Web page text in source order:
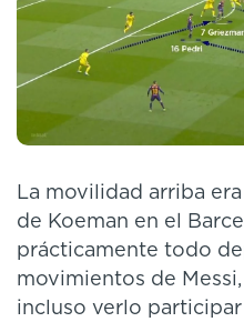
La movilidad arriba
de Koeman en el
prácticamente todo
movimientos de
incluso verlo